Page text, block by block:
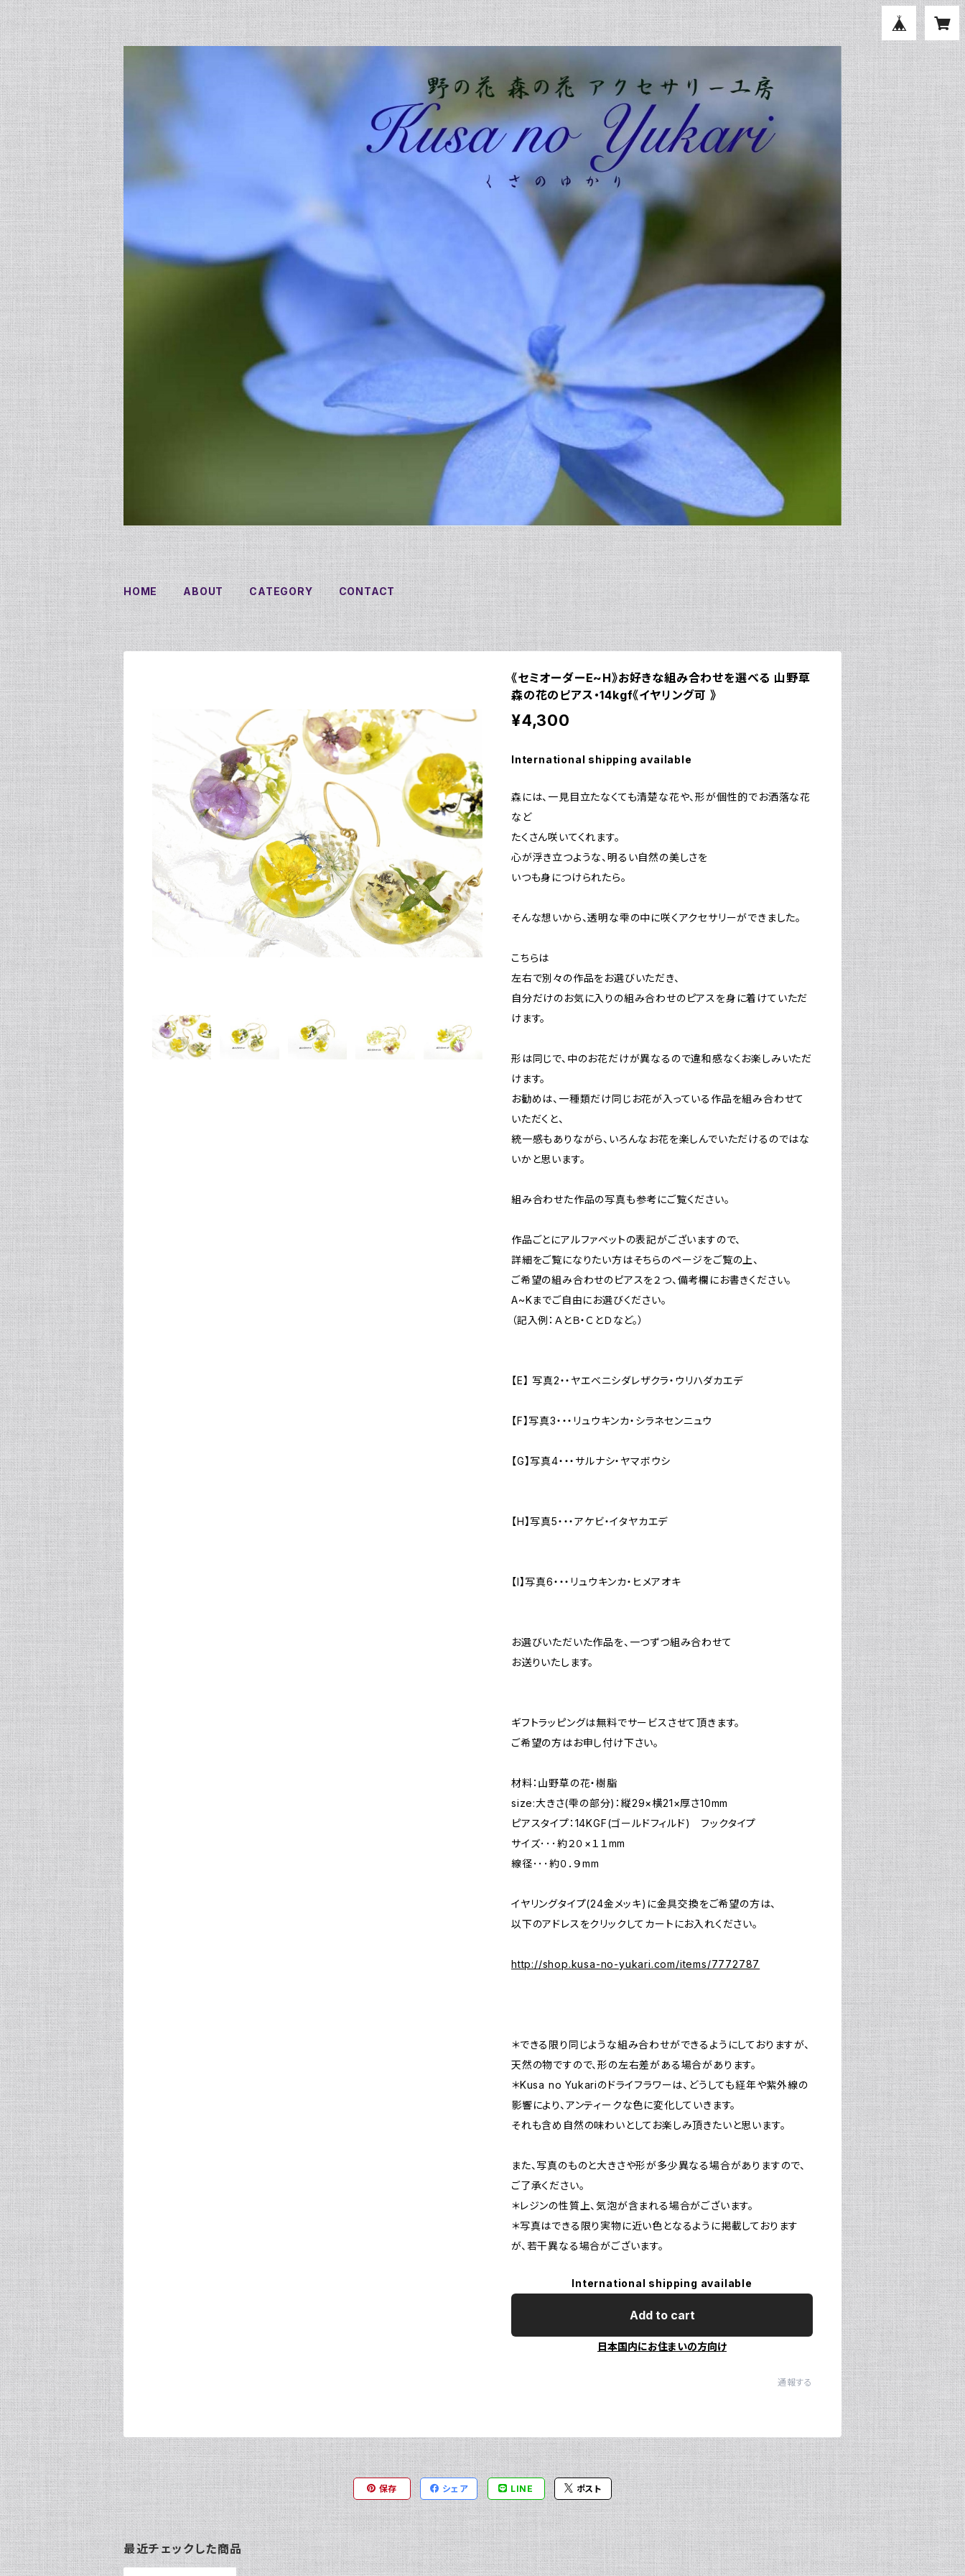
HOME ABOUT CATEGORY CONTACT
《セミオーダーE~H》お好きな組み合わせを選べる 山野草
森の花のピアス・14kgf《イヤリング可 》
¥4,300
International shipping available
森には、一見目立たなくても清楚な花や、形が個性的でお洒落な花
など
たくさん咲いてくれます。
心が浮き立つような、明るい自然の美しさを
いつも身につけられたら。
そんな想いから、透明な雫の中に咲くアクセサリーができました。
こちらは
左右で別々の作品をお選びいただき、
自分だけのお気に入りの組み合わせのピアスを身に着けていただ
けます。
形は同じで、中のお花だけが異なるので違和感なくお楽しみいただ
けます。
お勧めは、一種類だけ同じお花が入っている作品を組み合わせて
いただくと、
統一感もありながら、いろんなお花を楽しんでいただけるのではな
いかと思います。
組み合わせた作品の写真も参考にご覧ください。
作品ごとにアルファベットの表記がございますので、
詳細をご覧になりたい方はそちらのページをご覧の上、
ご希望の組み合わせのピアスを２つ、備考欄にお書きください。
A~Kまでご自由にお選びください。
（記入例：ＡとＢ・ＣとＤなど。）
【E】 写真2・・ヤエベニシダレザクラ・ウリハダカエデ
【F】写真3・・・リュウキンカ・シラネセンニュウ
【G】写真4・・・サルナシ・ヤマボウシ
【H】写真5・・・アケビ・イタヤカエデ
【I】写真6・・・リュウキンカ・ヒメアオキ
お選びいただいた作品を、一つずつ組み合わせて
お送りいたします。
ギフトラッピングは無料でサービスさせて頂きます。
ご希望の方はお申し付け下さい。
材料：山野草の花・樹脂
size:大きさ(雫の部分)：縦29×横21×厚さ10mm
ピアスタイプ：14KGF(ゴールドフィルド) フックタイプ
サイズ･･･約２０×１１mm
線径･･･約０．９mm
イヤリングタイプ(24金メッキ)に金具交換をご希望の方は、
以下のアドレスをクリックしてカートにお入れください。
http://shop.kusa-no-yukari.com/items/7772787
＊できる限り同じような組み合わせができるようにしておりますが、
天然の物ですので、形の左右差がある場合があります。
＊Kusa no Yukariのドライフラワーは、どうしても経年や紫外線の
影響により、アンティークな色に変化していきます。
それも含め自然の味わいとしてお楽しみ頂きたいと思います。
また、写真のものと大きさや形が多少異なる場合がありますので、
ご了承ください。
＊レジンの性質上、気泡が含まれる場合がございます。
＊写真はできる限り実物に近い色となるように掲載しております
が、若干異なる場合がございます。
International shipping available
Add to cart
日本国内にお住まいの方向け
通報する
保存 シェア LINE ポスト
最近チェックした商品